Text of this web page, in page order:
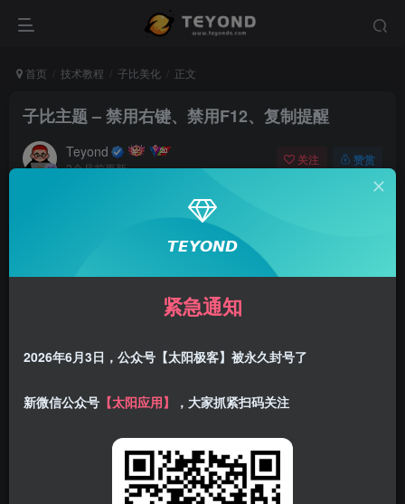
首页 技术教程 子比美化 正文
子比主题 – 禁用右键、禁用F12、复制提醒
Teyond
2个月前更新
关注 赞赏
禁用右键、禁用F12、复制成功
住的，所以本篇文章就是分享一个防止小白的弹窗
效果展示
𝙏𝙀𝙔𝙊𝙉𝘿
紧急通知
2026年6月3日，公众号【太阳极客】被永久封号了
新微信公众号 【太阳应用】 ，大家抓紧扫码关注